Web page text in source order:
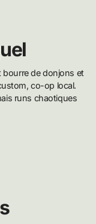
bourre de donjons et
co-op local.
runs chaotiques